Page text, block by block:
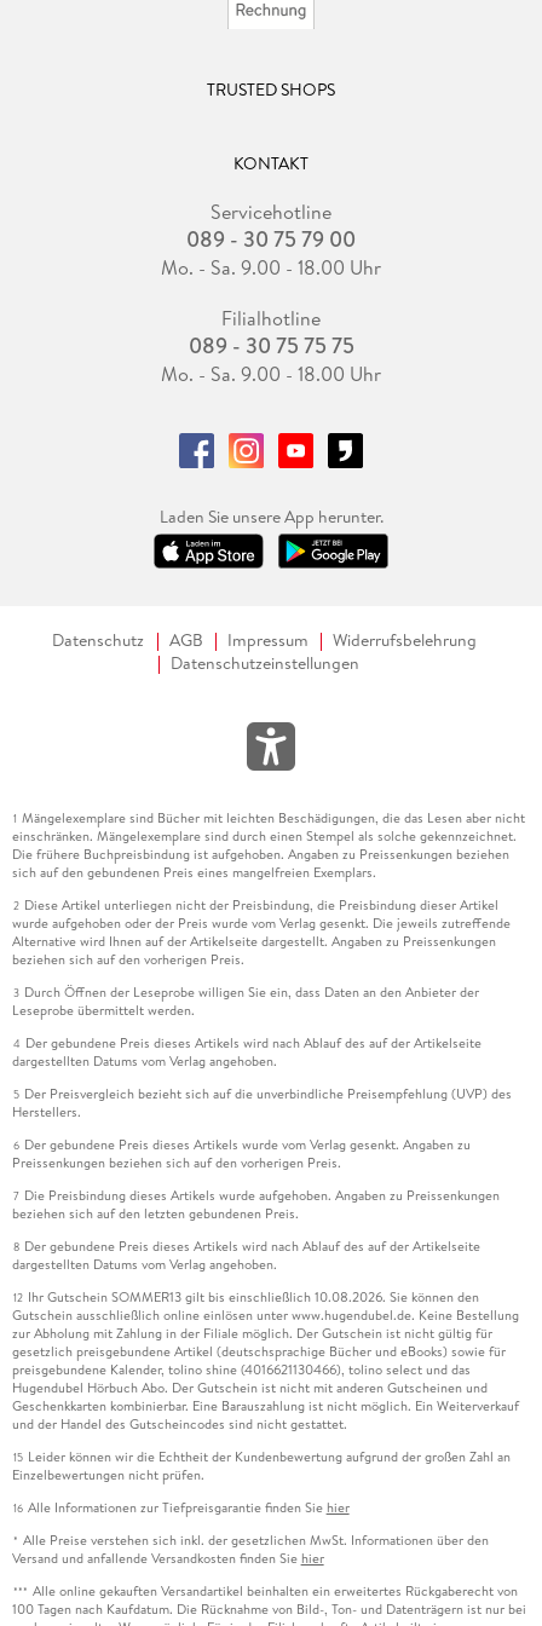
TRUSTED SHOPS
KONTAKT
Servicehotline
089 - 30 75 79 00
Mo. - Sa. 9.00 - 18.00 Uhr
Filialhotline
089 - 30 75 75 75
Mo. - Sa. 9.00 - 18.00 Uhr
Laden Sie unsere App herunter.
Datenschutz AGB Impressum
Widerrufsbelehrung
Datenschutzeinstellungen
1 Mängelexemplare sind Bücher mit leichten Beschädigungen, die das Lesen aber nicht
einschränken. Mängelexemplare sind durch einen Stempel als solche gekennzeichnet.
Die frühere Buchpreisbindung ist aufgehoben. Angaben zu Preissenkungen beziehen
sich auf den gebundenen Preis eines mangelfreien Exemplars.
2 Diese Artikel unterliegen nicht der Preisbindung, die Preisbindung dieser Artikel
wurde aufgehoben oder der Preis wurde vom Verlag gesenkt. Die jeweils zutreffende
Alternative wird Ihnen auf der Artikelseite dargestellt. Angaben zu Preissenkungen
beziehen sich auf den vorherigen Preis.
3 Durch Öffnen der Leseprobe willigen Sie ein, dass Daten an den Anbieter der
Leseprobe übermittelt werden.
4 Der gebundene Preis dieses Artikels wird nach Ablauf des auf der Artikelseite
dargestellten Datums vom Verlag angehoben.
5 Der Preisvergleich bezieht sich auf die unverbindliche Preisempfehlung (UVP) des
Herstellers.
6 Der gebundene Preis dieses Artikels wurde vom Verlag gesenkt. Angaben zu
Preissenkungen beziehen sich auf den vorherigen Preis.
7 Die Preisbindung dieses Artikels wurde aufgehoben. Angaben zu Preissenkungen
beziehen sich auf den letzten gebundenen Preis.
8 Der gebundene Preis dieses Artikels wird nach Ablauf des auf der Artikelseite
dargestellten Datums vom Verlag angehoben.
12 Ihr Gutschein SOMMER13 gilt bis einschließlich 10.08.2026. Sie können den
Gutschein ausschließlich online einlösen unter www.hugendubel.de. Keine Bestellung
zur Abholung mit Zahlung in der Filiale möglich. Der Gutschein ist nicht gültig für
gesetzlich preisgebundene Artikel (deutschsprachige Bücher und eBooks) sowie für
preisgebundene Kalender, tolino shine (4016621130466), tolino select und das
Hugendubel Hörbuch Abo. Der Gutschein ist nicht mit anderen Gutscheinen und
Geschenkkarten kombinierbar. Eine Barauszahlung ist nicht möglich. Ein Weiterverkauf
und der Handel des Gutscheincodes sind nicht gestattet.
15 Leider können wir die Echtheit der Kundenbewertung aufgrund der großen Zahl an
Einzelbewertungen nicht prüfen.
16 Alle Informationen zur Tiefpreisgarantie finden Sie hier
* Alle Preise verstehen sich inkl. der gesetzlichen MwSt. Informationen über den
Versand und anfallende Versandkosten finden Sie hier
*** Alle online gekauften Versandartikel beinhalten ein erweitertes Rückgaberecht von
100 Tagen nach Kaufdatum. Die Rücknahme von Bild-, Ton- und Datenträgern ist nur bei